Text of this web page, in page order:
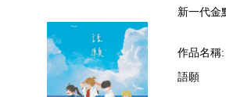
新一代金
作品名稱:
語願